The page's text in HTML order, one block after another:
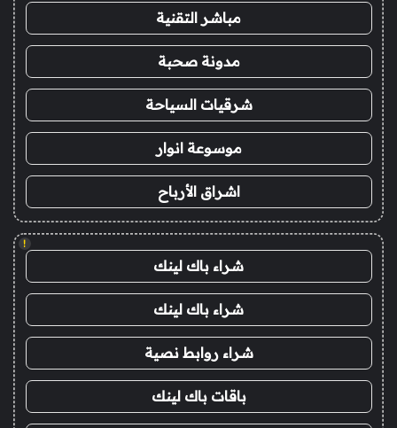
مباشر التقنية
مدونة صحبة
شرقيات السياحة
موسوعة انوار
اشراق الأرباح
!
شراء باك لينك
شراء باك لينك
شراء روابط نصية
باقات باك لينك